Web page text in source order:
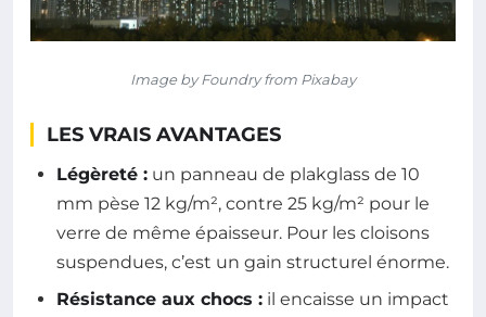
Image by Foundry from Pixabay
LES VRAIS AVANTAGES
Légèreté : un panneau de plakglass de 10
mm pèse 12 kg/m², contre 25 kg/m² pour le
verre de même épaisseur. Pour les cloisons
suspendues, c’est un gain structurel énorme.
Résistance aux chocs : il encaisse un impact